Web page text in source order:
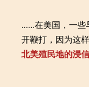
……在美国，一些
开鞭打，因为这
北美殖民地的浸